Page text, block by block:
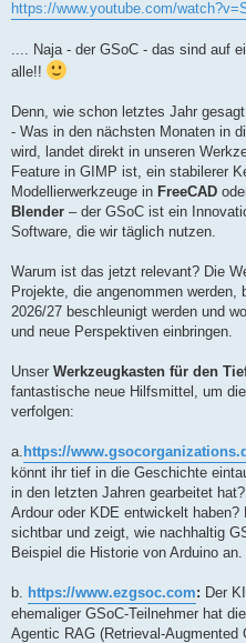
https://www.youtube.com/
.... Naja - der GSoC - das sind auf
alle!!
Denn, wie schon letztes Jahr
- Was in den nächsten Monaten in
wird, landet direkt in unseren
Feature in GIMP ist, ein stabilerer
Modellierwerkzeuge in FreeCAD
Blender – der GSoC ist ein
Software, die wir täglich nutzen.
Warum ist das jetzt relevant? Die
Projekte, die angenommen werden,
2026/27 beschleunigt werden und
und neue Perspektiven einbringen.
Unser Werkzeugkasten für den
fantastische neue Hilfsmittel, um
verfolgen:
a. https://
könnt ihr tief in die Geschichte
in den letzten Jahren gearbeitet
Ardour oder KDE entwickelt
sichtbar und zeigt, wie nachhaltig
Beispiel die Historie von Arduino an.
b. https://www.ezgsoc.com: Der
ehemaliger GSoC-Teilnehmer hat
Agentic RAG (Retrieval-